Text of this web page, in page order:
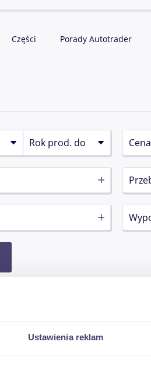
Ustawienia reklam
Części Porady Autotrader